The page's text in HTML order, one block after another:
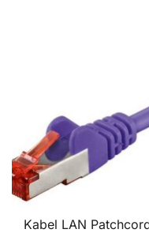
Kabel LAN